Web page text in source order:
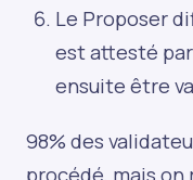
Le Proposer
est attesté
ensuite être
98% des
procédé, mais on